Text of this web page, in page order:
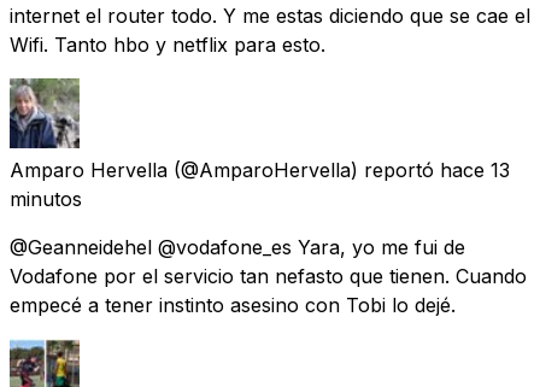
internet el router todo. Y me estas diciendo que se cae el
Wifi. Tanto hbo y netflix para esto.
Amparo Hervella (@AmparoHervella) reportó hace 13
minutos
@Geanneidehel @vodafone_es Yara, yo me fui de
Vodafone por el servicio tan nefasto que tienen. Cuando
empecé a tener instinto asesino con Tobi lo dejé.